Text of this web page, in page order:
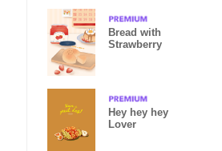
Bread with
Strawberry
Hey hey hey
Lover